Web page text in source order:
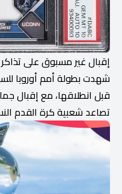
إقبال غير مسبوق على تذاكر
تصاعد شعبية كرة القدم